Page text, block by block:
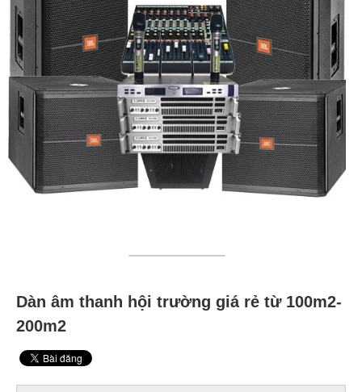
Dàn âm thanh hội trường giá rẻ từ 100m2-
200m2